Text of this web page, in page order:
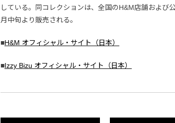
している。同コレクションは、全国のH&M店舗および
月中旬より販売される。
■H&M オフィシャル・サイト（日本）
■Izzy Bizu オフィシャル・サイト（日本）